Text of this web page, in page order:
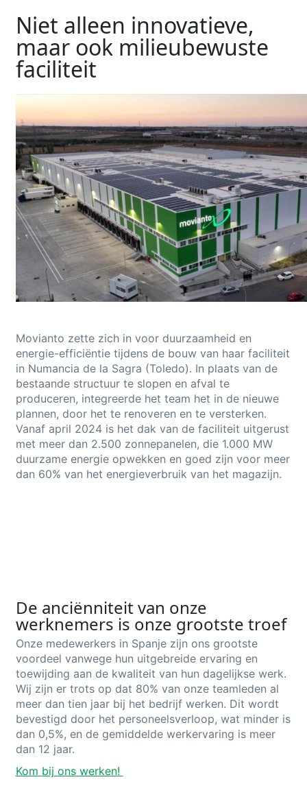
Niet alleen innovatieve,
maar ook milieubewuste
faciliteit
Movianto zette zich in voor duurzaamheid en
energie-efficiëntie tijdens de bouw van haar faciliteit
in Numancia de la Sagra (Toledo). In plaats van de
bestaande structuur te slopen en afval te
produceren, integreerde het team het in de nieuwe
plannen, door het te renoveren en te versterken.
Vanaf april 2024 is het dak van de faciliteit uitgerust
met meer dan 2.500 zonnepanelen, die 1.000 MW
duurzame energie opwekken en goed zijn voor meer
dan 60% van het energieverbruik van het magazijn.
De anciënniteit van onze
werknemers is onze grootste troef
Onze medewerkers in Spanje zijn ons grootste
voordeel vanwege hun uitgebreide ervaring en
toewijding aan de kwaliteit van hun dagelijkse werk.
Wij zijn er trots op dat 80% van onze teamleden al
meer dan tien jaar bij het bedrijf werken. Dit wordt
bevestigd door het personeelsverloop, wat minder is
dan 0,5%, en de gemiddelde werkervaring is meer
dan 12 jaar.
Kom bij ons werken!